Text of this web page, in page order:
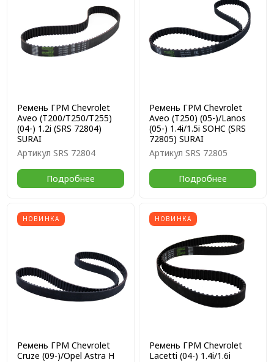
Ремень ГРМ Chevrolet
Aveo (T200/T250/T255)
(04-) 1.2i (SRS 72804)
SURAI
Артикул SRS 72804
Подробнее
Ремень ГРМ Chevrolet
Aveo (T250) (05-)/Lanos
(05-) 1.4i/1.5i SOHC (SRS
72805) SURAI
Артикул SRS 72805
Подробнее
НОВИНКА
Ремень ГРМ Chevrolet
Cruze (09-)/Opel Astra H
НОВИНКА
Ремень ГРМ Chevrolet
Lacetti (04-) 1.4i/1.6i